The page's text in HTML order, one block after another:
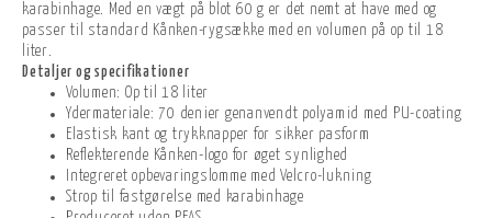
karabinhage. Med en vægt på blot 60 g er det nemt at have med og
passer til standard Kånken-rygsække med en volumen på op til 18
liter.
Detaljer og specifikationer
Volumen: Op til 18 liter
Ydermateriale: 70 denier genanvendt polyamid med PU-coating
Elastisk kant og trykknapper for sikker pasform
Reflekterende Kånken-logo for øget synlighed
Integreret opbevaringslomme med Velcro-lukning
Strop til fastgørelse med karabinhage